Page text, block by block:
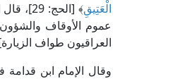
الْعَتِيقِ
عموم الأوقاف
العراقيون طواف